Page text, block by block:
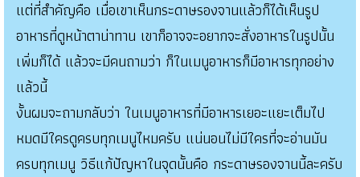
แต่ที่สำคัญคือ เมื่อเขาเห็นกระดาษรองจานแล้วก็ได้เห็นรูป
อาหารที่ดูหน้าตาน่าทาน เขาก็อาจจะอยากจะสั่งอาหารในรูปนั้น
เพิ่มก็ได้ แล้วจะมีคนถามว่า ก็ในเมนูอาหารก็มีอาหารทุกอย่าง
แล้วนี้
งั้นผมจะถามกลับว่า ในเมนูอาหารที่มีอาหารเยอะแยะเต็มไป
หมดมีใครดูครบทุกเมนูไหมครับ แน่นอนไม่มีใครที่จะอ่านมัน
ครบทุกเมนู วิธีแก้ปัญหาในจุดนั้นคือ กระดาษรองจานนี้ละครับ